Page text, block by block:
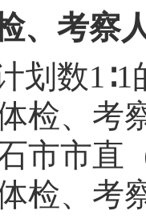
、考察
划数
检、考
市市直
检、考